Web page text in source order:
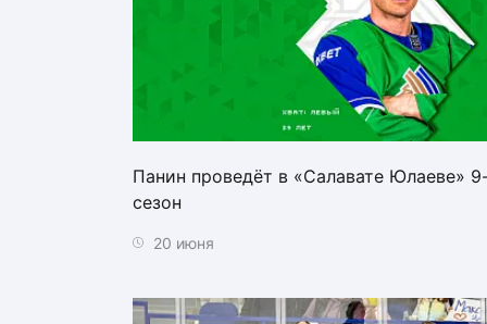
Панин проведёт в «Салавате Юлаеве»
сезон
20 июня